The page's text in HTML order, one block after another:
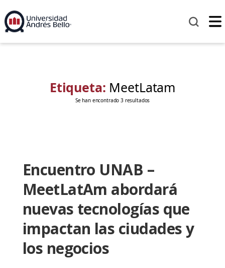
Etiqueta: MeetLatam
Se han encontrado 3 resultados
Encuentro UNAB –
MeetLatAm abordará
nuevas tecnologías que
impactan las ciudades y
los negocios